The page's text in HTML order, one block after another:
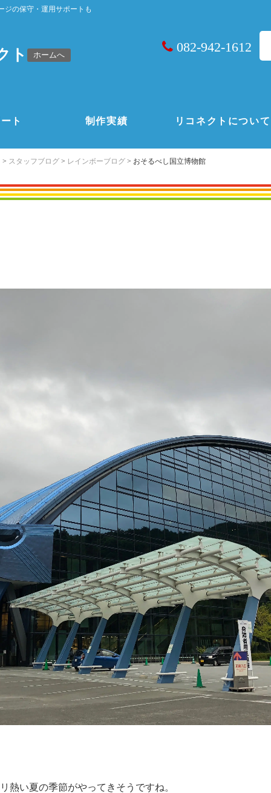
ジの保守・運用サポートも
ト ホームへ
082-942-1612
ト 制作実績 リコネクトについて
> スタッフブログ > レインボーブログ > おそるべし国立博物館
熱い夏の季節がやってきそうですね。